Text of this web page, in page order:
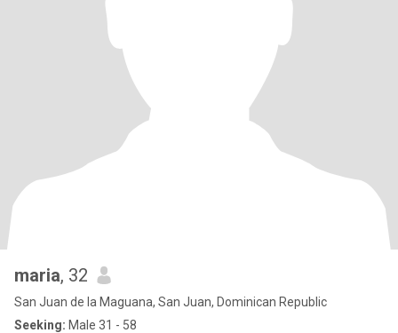
maria, 32
San Juan de la Maguana, San Juan, Dominican Republic
Seeking: Male 31 - 58